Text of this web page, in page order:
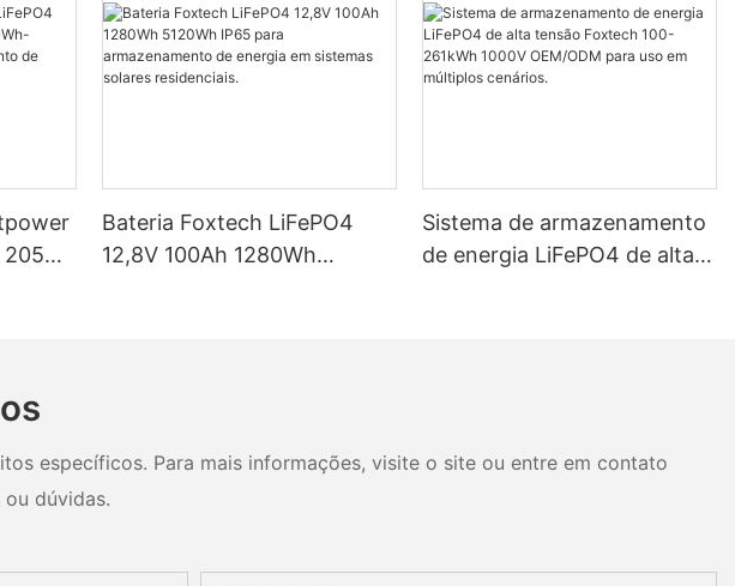
Bateria Foxtech LiFePO4
12,8V 100Ah 1280Wh
Sistema de armazenamento
de energia LiFePO4 de alta
específicos. Para mais informações, visite o site ou entre em contato
dúvidas.